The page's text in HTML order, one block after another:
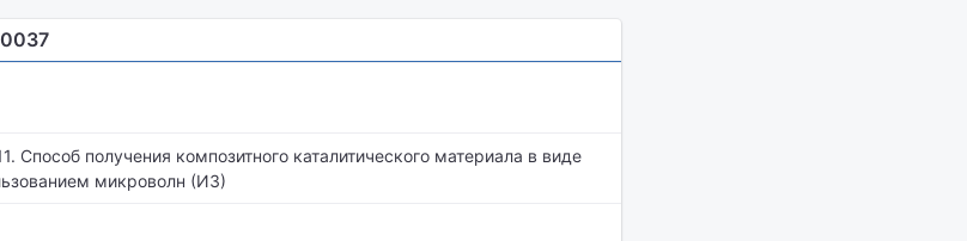
Способ получения композитного каталитического материала в виде
микроволн (ИЗ)